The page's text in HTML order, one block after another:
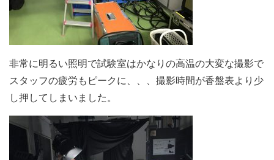
非常に明るい照明で試験室はかなりの高温の大変な撮影で
スタッフの疲労もピークに、、、撮影時間が香盤表より少
し押してしまいました。